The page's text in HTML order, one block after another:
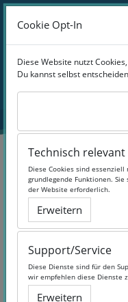
Zum Hauptinhalt
Website-Übersicht
Blöcke
Übersicht
Blöcke
Cookie Opt-In
Diese Website nutzt
Du kannst selbst
Technisch relevant
Diese Cookies sind
grundlegende Funktionen.
der Website erforderlich.
Erweitern
Support/Service
Diese Dienste sind für den
wir empfehlen diese Dienste
Erweitern
Cookie Opt-In
Diese Website nutzt
Du kannst selbst
Technisch relevant
Diese Cookies sind
grundlegende Funktionen.
der Website erforderlich.
Erweitern
Support/Service
Diese Dienste sind für den
wir empfehlen diese Dienste
Erweitern